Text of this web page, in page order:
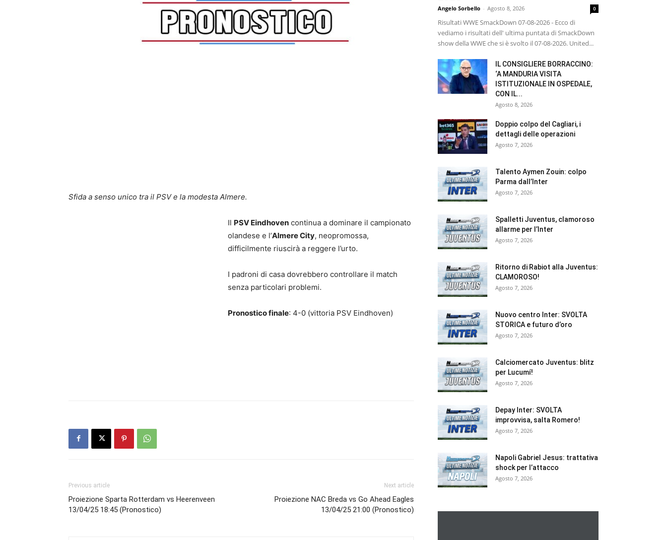
Sfida a senso unico tra il PSV e la modesta Almere.
Il PSV Eindhoven continua a dominare il campionato
olandese e l’Almere City, neopromossa,
difficilmente riuscirà a reggere l’urto.
I padroni di casa dovrebbero controllare il match
senza particolari problemi.
Pronostico finale: 4-0 (vittoria PSV Eindhoven)
Previous article
Proiezione Sparta Rotterdam vs Heerenveen
13/04/25 18:45 (Pronostico)
Next article
Proiezione NAC Breda vs Go Ahead Eagles
13/04/25 21:00 (Pronostico)
Angelo Sorbello - Agosto 8, 2026 0
Risultati WWE SmackDown 07-08-2026 - Ecco di
vediamo i risultati dell' ultima puntata di SmackDown
show della WWE che si è svolto il 07-08-2026. United...
IL CONSIGLIERE BORRACCINO:
‘A MANDURIA VISITA
ISTITUZIONALE IN OSPEDALE,
CON IL...
Agosto 8, 2026
Doppio colpo del Cagliari, i
dettagli delle operazioni
Agosto 7, 2026
Talento Aymen Zouin: colpo
Parma dall’Inter
Agosto 7, 2026
Spalletti Juventus, clamoroso
allarme per l’Inter
Agosto 7, 2026
Ritorno di Rabiot alla Juventus:
CLAMOROSO!
Agosto 7, 2026
Nuovo centro Inter: SVOLTA
STORICA e futuro d’oro
Agosto 7, 2026
Calciomercato Juventus: blitz
per Lucumí!
Agosto 7, 2026
Depay Inter: SVOLTA
improvvisa, salta Romero!
Agosto 7, 2026
Napoli Gabriel Jesus: trattativa
shock per l’attacco
Agosto 7, 2026